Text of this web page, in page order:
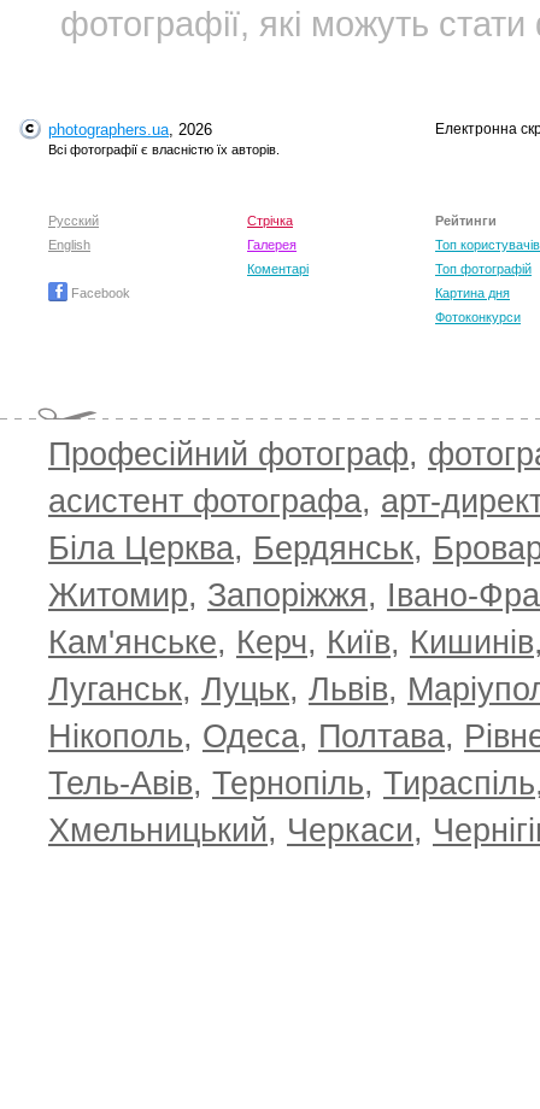
фотографії, які можуть
photographers.ua, 2026
Всі фотографії є власністю їх авторів.
Електронна
Русский
English
Facebook
Стрічка
Галерея
Коментарі
Рейтинги
Топ користувачів
Топ фотографій
Картина дня
Фотоконкурси
Професійний фотограф,
асистент фотографа, арт-
Біла Церква, Бердянськ,
Житомир, Запоріжжя, Івано-
Кам'янське, Керч, Київ, Кишинів
Луганськ, Луцьк, Львів,
Нікополь, Одеса, Полтава,
Тель-Авів, Тернопіль, Тираспіль
Хмельницький, Черкаси,